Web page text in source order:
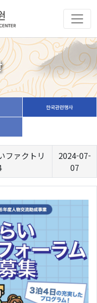
한국관련행사
ファクトリ
2024-07-
07